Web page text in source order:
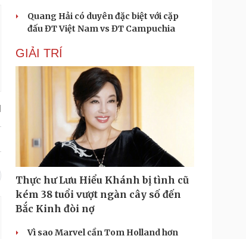
Quang Hải có duyên đặc biệt với cặp
đấu ĐT Việt Nam vs ĐT Campuchia
GIẢI TRÍ
Thực hư Lưu Hiểu Khánh bị tình cũ
kém 38 tuổi vượt ngàn cây số đến
Bắc Kinh đòi nợ
Vì sao Marvel cần Tom Holland hơn